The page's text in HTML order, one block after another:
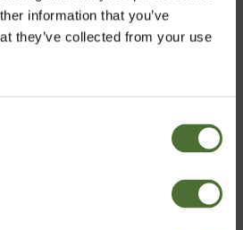
information that you’ve
they’ve collected from your use